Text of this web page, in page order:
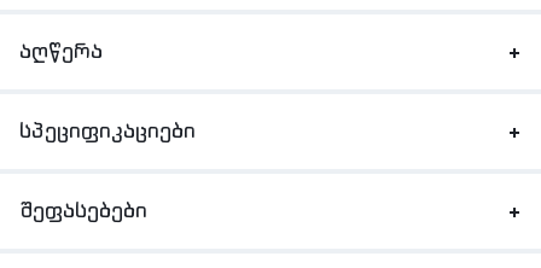
აღწერა
სპეციფიკაციები
შეფასებები